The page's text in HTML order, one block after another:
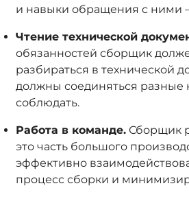
и навыки обращения с ними
Чтение технической
обязанностей сборщик
разбираться в технической
должны соединяться разные
соблюдать.
Работа в команде. Сборщик
это часть большого
эффективно
процесс сборки и